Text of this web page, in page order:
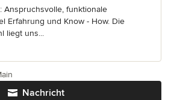
Anspruchsvolle, funktionale
Erfahrung und Know - How. Die
liegt uns...
Nachricht